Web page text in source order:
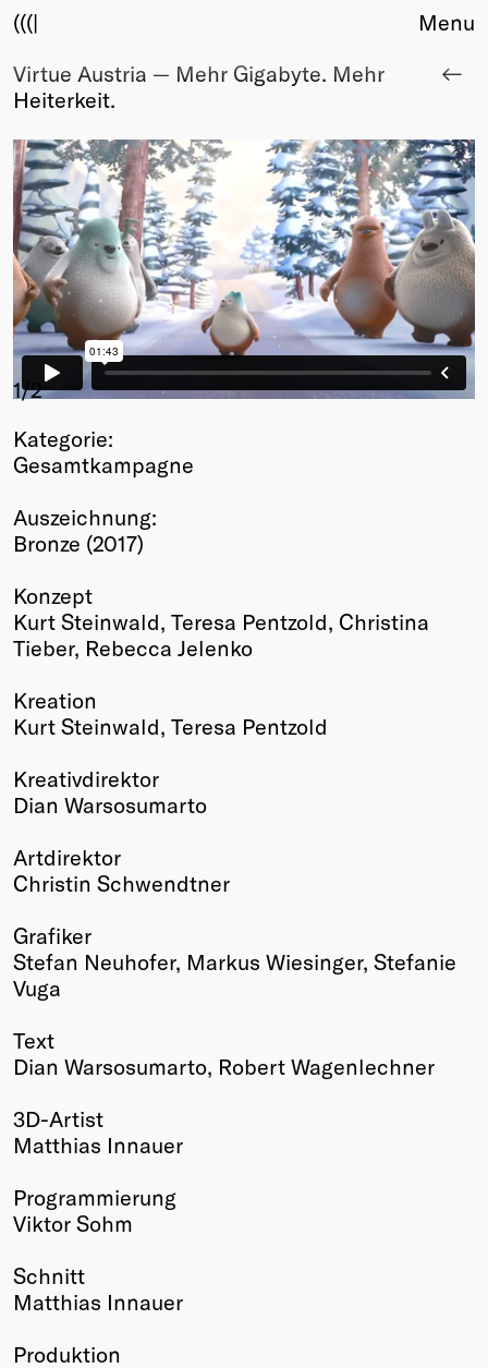
(((|
About
Club
Sponsors
Fair Work
TBD
Events
Upcoming
Past
Membership
Info
Young Creatives
Friends of Creativity
Winners
2026
Annual
Menu
Virtue Austria — Mehr Gigabyte. Mehr
Heiterkeit.
1/2
Kategorie:
Gesamtkampagne
Auszeichnung:
Bronze (2017)
Konzept
Kurt Steinwald, Teresa Pentzold, Christina
Tieber, Rebecca Jelenko
Kreation
Kurt Steinwald, Teresa Pentzold
Kreativdirektor
Dian Warsosumarto
Artdirektor
Christin Schwendtner
Grafiker
Stefan Neuhofer, Markus Wiesinger, Stefanie
Vuga
Text
Dian Warsosumarto, Robert Wagenlechner
3D-Artist
Matthias Innauer
Programmierung
Viktor Sohm
Schnitt
Matthias Innauer
Produktion